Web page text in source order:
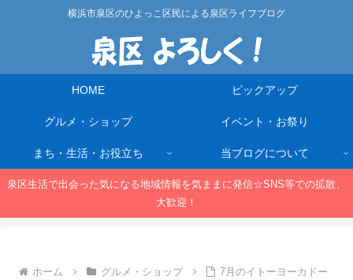
横浜市泉区のひよっこ区民による泉区ライフブログ
HOME ピックアップ
グルメ・ショップ イベント・お祭り
まち・生活・お役立ち 当ブログについて
泉区生活で出会った気になる地域情報を気ままに発信☆SNS等での拡散、
大歓迎！
ホーム グルメ・ショップ
7月のイトーヨーカドー